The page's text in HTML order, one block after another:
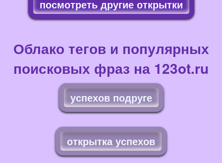
посмотреть другие открытки
Облако тегов и популярных
поисковых фраз на 123ot.ru
успехов подруге
открытка успехов